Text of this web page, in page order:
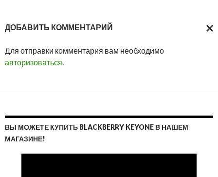
ДОБАВИТЬ КОММЕНТАРИЙ
Для отправки комментария вам необходимо
авторизоваться.
ВЫ МОЖЕТЕ КУПИТЬ BLACKBERRY KEYONE В НАШЕМ
МАГАЗИНЕ!